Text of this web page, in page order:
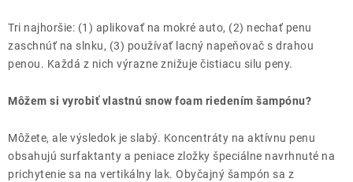
Tri najhoršie: (1) aplikovať na mokré auto, (2) nechať penu
zaschnúť na slnku, (3) používať lacný napeňovač s drahou
penou. Každá z nich výrazne znižuje čistiacu silu peny.
Môžem si vyrobiť vlastnú snow foam riedením šampónu?
Môžete, ale výsledok je slabý. Koncentráty na aktívnu penu
obsahujú surfaktanty a peniace zložky špeciálne navrhnuté na
prichytenie sa na vertikálny lak. Obyčajný šampón sa z